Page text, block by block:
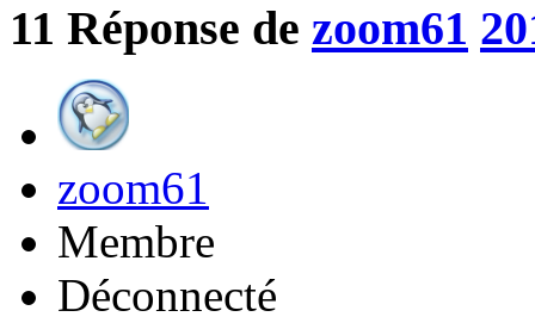
11 Réponse de zoom61
zoom61
Membre
Déconnecté